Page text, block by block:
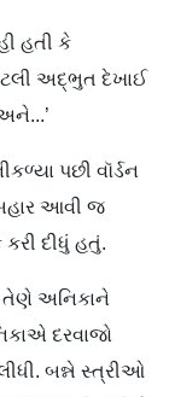
હતી કે
અદ્ભુત દેખાઈ
પછી વૉર્ડન
આવી જ
દીધું હતું.
તેણે અનિકાને
દરવાજો
બન્ને સ્ત્રીઓ